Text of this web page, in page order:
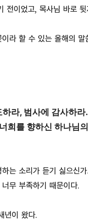
전이었고, 목사님 바로
라 할 수 있는 올해의 말
라, 범사에 감사하라.
희를 향하신 하나님
는 소리가 듣기 싫으신
무 부족하기 때문이다.
년이 왔다.